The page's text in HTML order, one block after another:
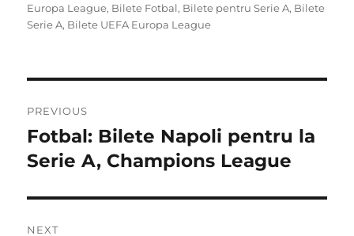
on
Europa League, Bilete Fotbal, Bilete pentru Serie A, Bilete
Serie A, Bilete UEFA Europa League
navigation
PREVIOUS
Previous
post:
Fotbal: Bilete Napoli pentru la
Serie A, Champions League
NEXT